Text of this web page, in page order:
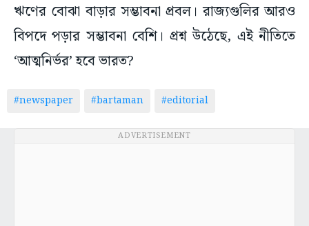
ঋণের বোঝা বাড়ার সম্ভাবনা প্রবল। রাজ্যগুলির আরও
বিপদে পড়ার সম্ভাবনা বেশি। প্রশ্ন উঠেছে, এই নীতিতে
‘আত্মনির্ভর’ হবে ভারত?
#newspaper #bartaman #editorial
ADVERTISEMENT